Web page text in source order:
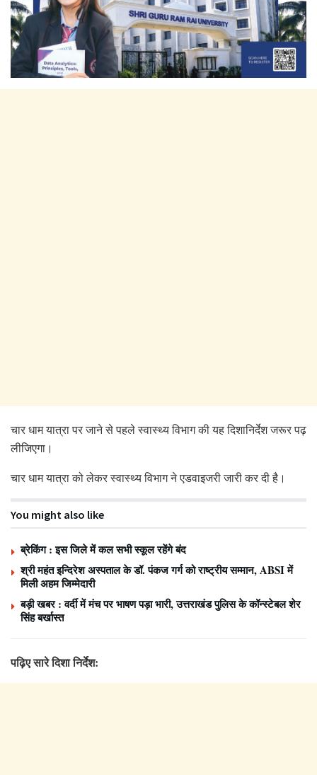
चार धाम यात्रा पर जाने से पहले स्वास्थ्य विभाग की यह दिशानिर्देश जरूर पढ़
लीजिएगा।
चार धाम यात्रा को लेकर स्वास्थ्य विभाग ने एडवाइजरी जारी कर दी है।
You might also like
ब्रेकिंग : इस जिले में कल सभी स्कूल रहेंगे बंद
श्री महंत इन्दिरेश अस्पताल के डॉ. पंकज गर्ग को राष्ट्रीय सम्मान, ABSI में
मिली अहम जिम्मेदारी
बड़ी खबर : वर्दी में मंच पर भाषण पड़ा भारी, उत्तराखंड पुलिस के कॉन्स्टेबल शेर
सिंह बर्खास्त
पढ़िए सारे दिशा निर्देश: